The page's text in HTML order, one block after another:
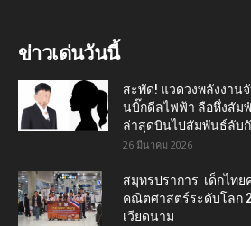
ข่าวเด่นวันนี้
สะพัด! แวดวงพลังงาน
นบิ๊กดีลไฟฟ้า ลือหึ่งสัม
ล่าสุดบินไปสัมพันธ์ลับกั
26 มีนาคม 2026
สมุทรปราการ เด็กไท
คณิตศาสตร์ระดับโลก
เวียดนาม